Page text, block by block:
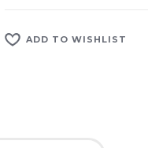
ADD TO WISHLIST